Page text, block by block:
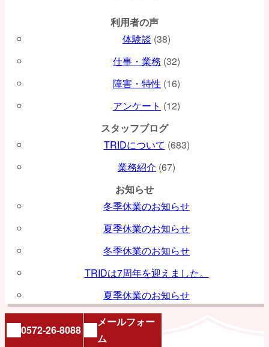
ョ
ン
利用者の声
体験談 (38)
仕事・業務 (32)
障害・特性 (16)
アンケート (12)
スタッフブログ
TRIDについて (683)
業務紹介 (67)
お知らせ
冬季休業のお知らせ
夏季休業のお知らせ
冬季休業のお知らせ
TRIDは7周年を迎えました。
夏季休業のお知らせ
0572-26-8088
メールフォー
ム